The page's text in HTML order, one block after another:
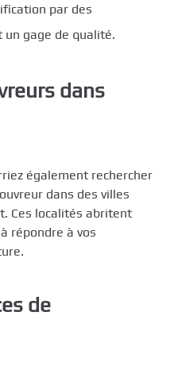
par des
un gage de qualité.
dans
également rechercher
dans des villes
Ces localités abritent
répondre à vos
de